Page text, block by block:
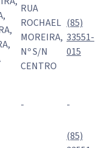
RUA
ROCHAEL
MOREIRA,
Nº S/N
CENTRO
(85)
33551-
015
- -
(85)